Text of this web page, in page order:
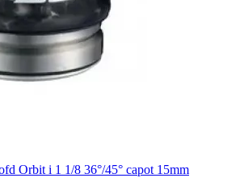
Orbit i 1 1/8 36°/45° capot 15mm